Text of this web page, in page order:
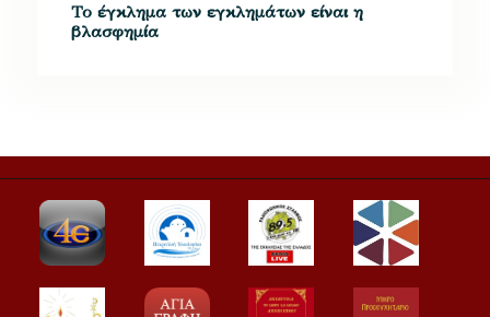
Το έγκλημα των εγκλημάτων είναι η
βλασφημία